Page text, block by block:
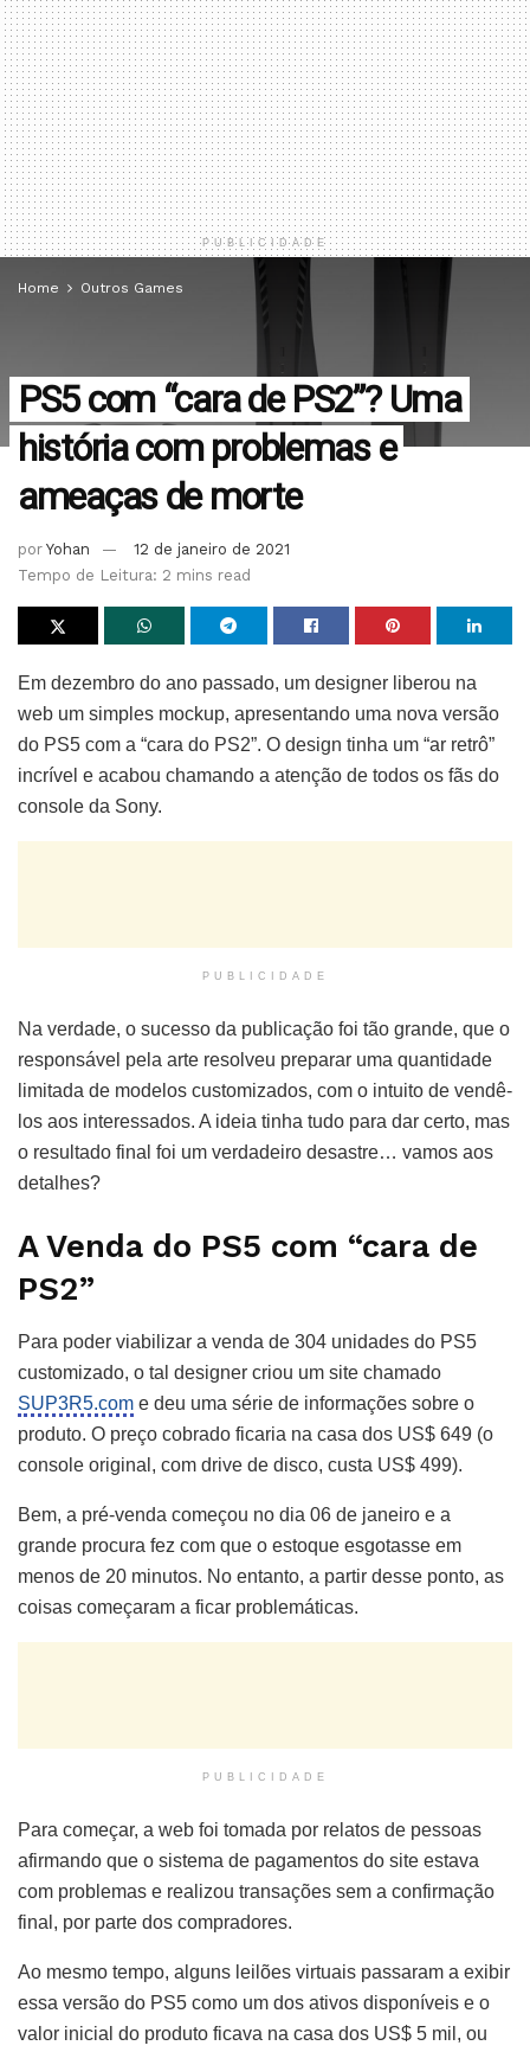
PUBLICIDADE
Home Outros Games
PS5 com “cara de PS2”? Uma
história com problemas e
ameaças de morte
por Yohan
12 de janeiro de 2021
Tempo de Leitura: 2 mins read
Em dezembro do ano passado, um designer liberou na
web um simples mockup, apresentando uma nova versão
do PS5 com a “cara do PS2”. O design tinha um “ar retrô”
incrível e acabou chamando a atenção de todos os fãs do
console da Sony.
PUBLICIDADE
Na verdade, o sucesso da publicação foi tão grande, que o
responsável pela arte resolveu preparar uma quantidade
limitada de modelos customizados, com o intuito de vendê-
los aos interessados. A ideia tinha tudo para dar certo, mas
o resultado final foi um verdadeiro desastre… vamos aos
detalhes?
A Venda do PS5 com “cara de
PS2”
Para poder viabilizar a venda de 304 unidades do PS5
customizado, o tal designer criou um site chamado
SUP3R5.com e deu uma série de informações sobre o
produto. O preço cobrado ficaria na casa dos US$ 649 (o
console original, com drive de disco, custa US$ 499).
Bem, a pré-venda começou no dia 06 de janeiro e a
grande procura fez com que o estoque esgotasse em
menos de 20 minutos. No entanto, a partir desse ponto, as
coisas começaram a ficar problemáticas.
PUBLICIDADE
Para começar, a web foi tomada por relatos de pessoas
afirmando que o sistema de pagamentos do site estava
com problemas e realizou transações sem a confirmação
final, por parte dos compradores.
Ao mesmo tempo, alguns leilões virtuais passaram a exibir
essa versão do PS5 como um dos ativos disponíveis e o
valor inicial do produto ficava na casa dos US$ 5 mil, ou